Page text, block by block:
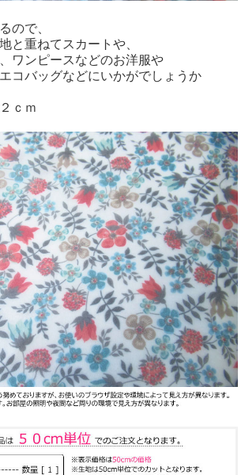
ので、
と重ねてスカートや、
ワンピースなどのお洋服や
コバッグなどにいかがでしょうか
ｃｍ